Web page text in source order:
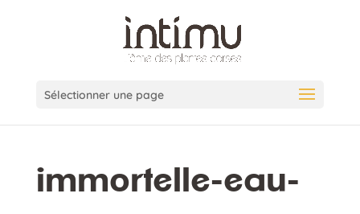
Sélectionner une page
immortelle-eau-